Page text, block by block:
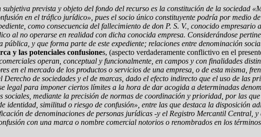
prevista y objeto del fondo del recurso es la constitución de la sociedad
en el tráfico jurídico», pues el socio único constituyente podría por medio
como consecuencia del fallecimiento de don P. S. V., conocido
al no operarse en realidad con dicha conocida empresa. Considerándose
y que forma parte de este expediente; relaciones entre denominación
y las potenciales confusiones, (aspecto verdaderamente conflictivo en el
operan, conceptual y funcionalmente, en campos y con finalidades
en el mercado de los productos o servicios de una empresa, o de esta misma,
de sociedades y el de marcas, dado el efecto indirecto que el uso de las
legal para imponer ciertos límites a la hora de dar acogida a determinadas
sociales, mediante la precisión de normas de coordinación y prioridad, por las
identidad, similitud o riesgo de confusión», entre las que destaca la disposición
de denominaciones de personas jurídicas -y el Registro Mercantil Central,
con una marca o nombre comercial notorios o renombrados en los